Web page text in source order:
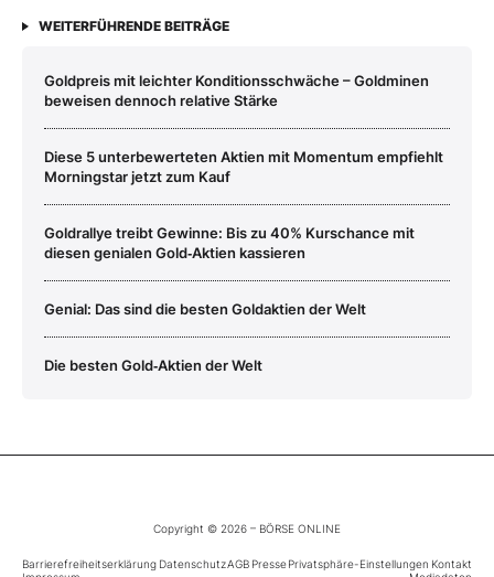
WEITERFÜHRENDE BEITRÄGE
Goldpreis mit leichter Konditionsschwäche – Goldminen
beweisen dennoch relative Stärke
Diese 5 unterbewerteten Aktien mit Momentum empfiehlt
Morningstar jetzt zum Kauf
Goldrallye treibt Gewinne: Bis zu 40% Kurschance mit
diesen genialen Gold‑Aktien kassieren
Genial: Das sind die besten Goldaktien der Welt
Die besten Gold‑Aktien der Welt
Copyright © 2026 – BÖRSE ONLINE
Barrierefreiheitserklärung DatenschutzAGB PressePrivatsphäre-Einstellungen Kontakt